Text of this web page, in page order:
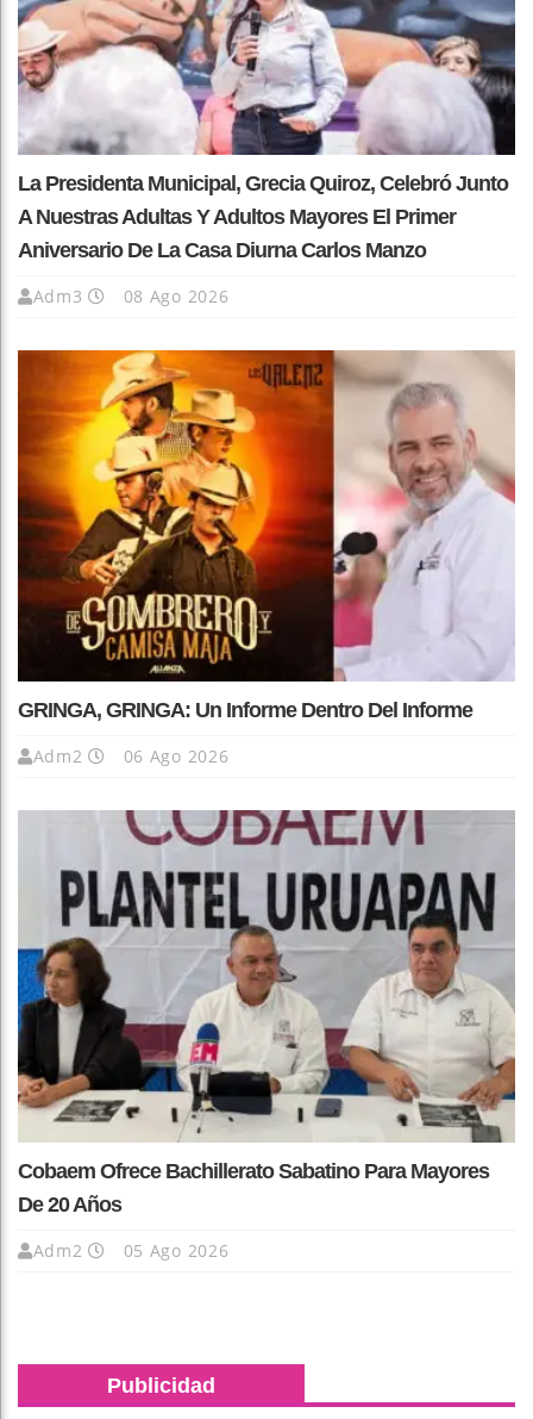
La Presidenta Municipal, Grecia Quiroz, Celebró Junto
A Nuestras Adultas Y Adultos Mayores El Primer
Aniversario De La Casa Diurna Carlos Manzo
Adm3 08 Ago 2026
GRINGA, GRINGA: Un Informe Dentro Del Informe
Adm2 06 Ago 2026
Cobaem Ofrece Bachillerato Sabatino Para Mayores
De 20 Años
Adm2 05 Ago 2026
Publicidad